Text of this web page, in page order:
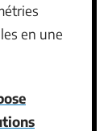
en une